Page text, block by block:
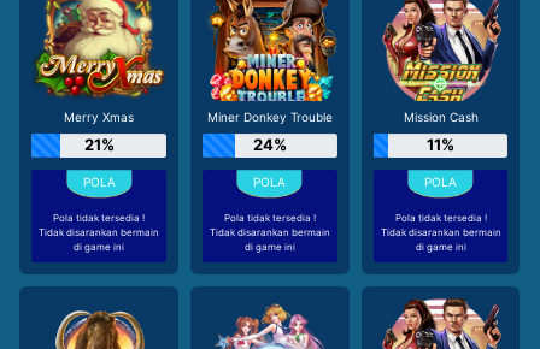
Merry Xmas
21%
Pola tidak tersedia !
Tidak disarankan bermain
di game ini
Miner Donkey Trouble
24%
Pola tidak tersedia !
Tidak disarankan bermain
di game ini
Mission Cash
11%
Pola tidak tersedia !
Tidak disarankan bermain
di game ini